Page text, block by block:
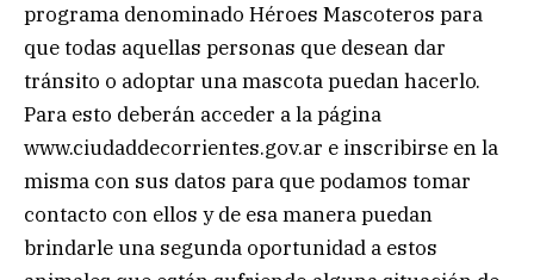
programa denominado Héroes Mascoteros para
que todas aquellas personas que desean dar
tránsito o adoptar una mascota puedan hacerlo.
Para esto deberán acceder a la página
www.ciudaddecorrientes.gov.ar e inscribirse en la
misma con sus datos para que podamos tomar
contacto con ellos y de esa manera puedan
brindarle una segunda oportunidad a estos